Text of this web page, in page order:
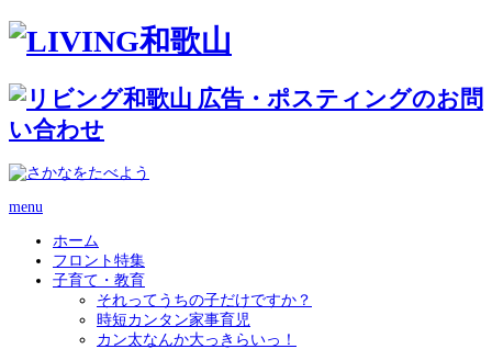
menu
ホーム
フロント特集
子育て・教育
それってうちの子だけですか？
時短カンタン家事育児
カン太なんか大っきらいっ！